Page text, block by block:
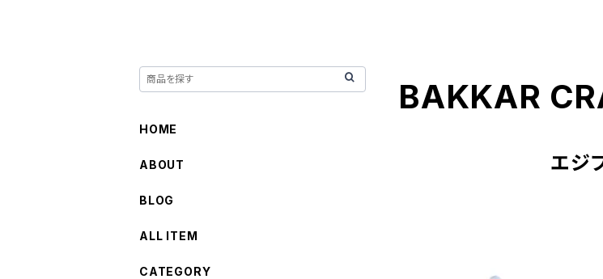
BAKKAR
エジ
HOME
ABOUT
BLOG
ALL ITEM
CATEGORY